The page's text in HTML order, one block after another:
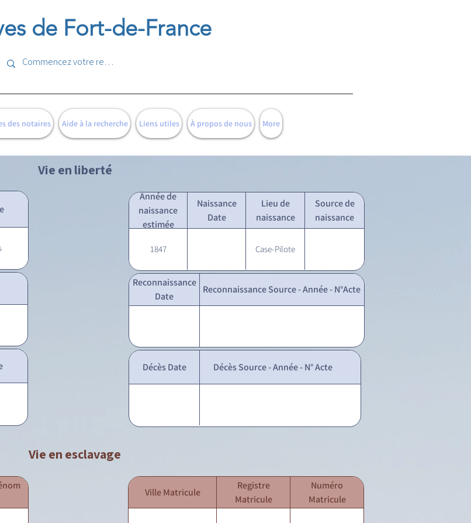
de Fort-de-France
des notaires Aide à la recherche Liens utiles À propos de nous More
Vie en liberté
Année de
naissance
estimée
Naissance
Date
Lieu de
naissance
Source de
naissance
1847 Case-Pilote
Reconnaissance
Date
Reconnaissance Source - Année - N°Acte
Décès Date Décès Source - Année - N° Acte
Vie en esclavage
Ville Matricule
Registre
Matricule
Numéro
Matricule